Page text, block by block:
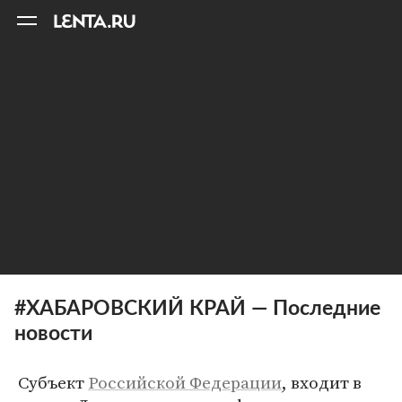
#ХАБАРОВСКИЙ КРАЙ — Последние
новости
СубъектРоссийской Федерации, входит в